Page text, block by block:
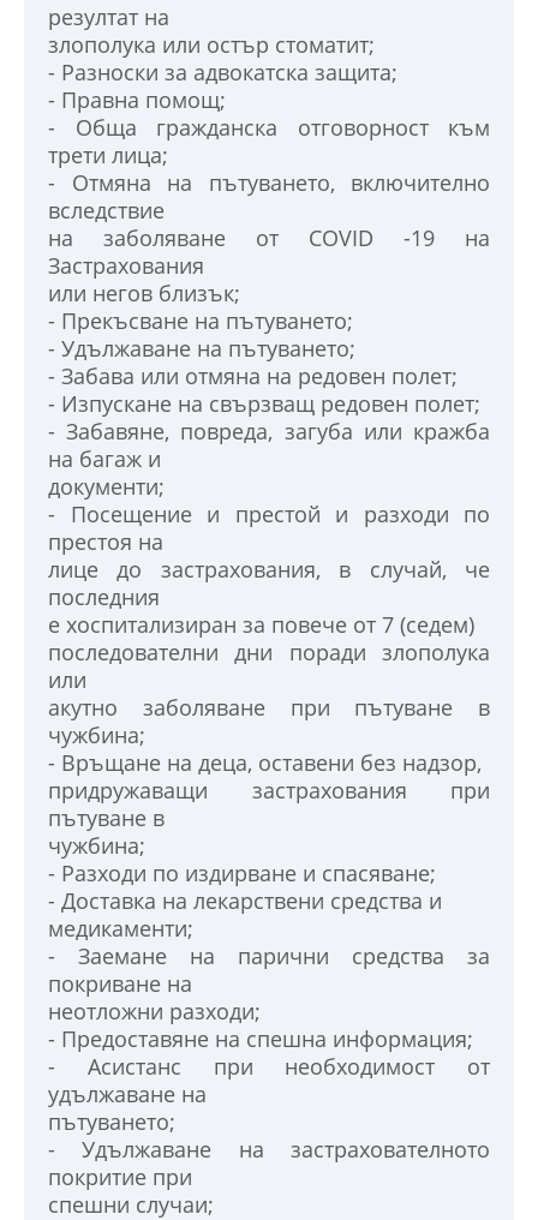
резултат на
злополука или остър стоматит;
- Разноски за адвокатска защита;
- Правна помощ;
- Обща гражданска отговорност към
трети лица;
- Отмяна на пътуването, включително
вследствие
на заболяване от COVID -19 на
Застрахования
или негов близък;
- Прекъсване на пътуването;
- Удължаване на пътуването;
- Забава или отмяна на редовен полет;
- Изпускане на свързващ редовен полет;
- Забавяне, повреда, загуба или кражба
на багаж и
документи;
- Посещение и престой и разходи по
престоя на
лице до застрахования, в случай, че
последния
е хоспитализиран за повече от 7 (седем)
последователни дни поради злополука
или
акутно заболяване при пътуване в
чужбина;
- Връщане на деца, оставени без надзор,
придружаващи застрахования при
пътуване в
чужбина;
- Разходи по издирване и спасяване;
- Доставка на лекарствени средства и
медикаменти;
- Заемане на парични средства за
покриване на
неотложни разходи;
- Предоставяне на спешна информация;
- Асистанс при необходимост от
удължаване на
пътуването;
- Удължаване на застрахователното
покритие при
спешни случаи;